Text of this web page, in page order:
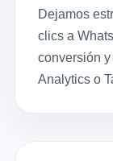
Dejamos
clics a
conversión
Analytics o